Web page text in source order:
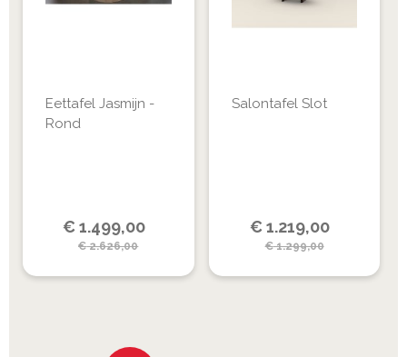
Eettafel Jasmijn -
Rond
Special
€ 1.499,00
€2.626,00
Salontafel Slot
Special
€ 1.219,00
€1.299,00